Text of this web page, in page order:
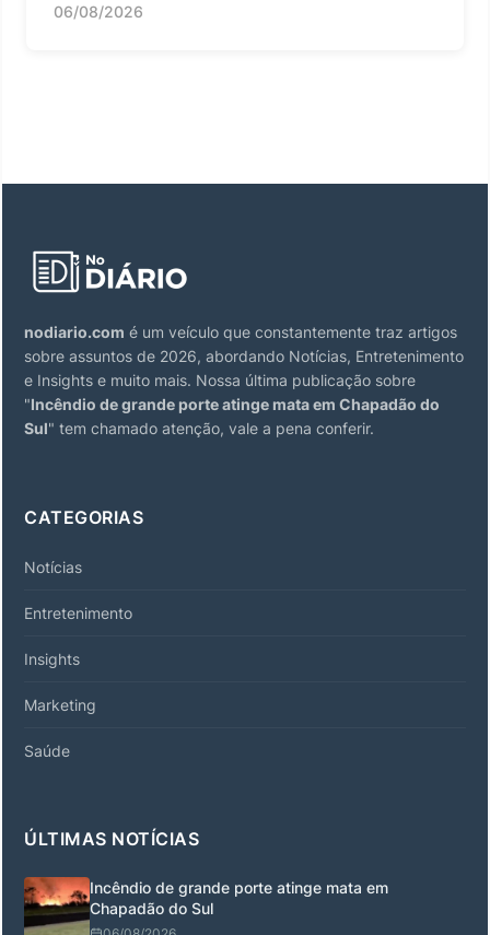
06/08/2026
nodiario.com é um veículo que constantemente traz artigos
sobre assuntos de 2026, abordando Notícias, Entretenimento
e Insights e muito mais. Nossa última publicação sobre
"Incêndio de grande porte atinge mata em Chapadão do
Sul" tem chamado atenção, vale a pena conferir.
CATEGORIAS
Notícias
Entretenimento
Insights
Marketing
Saúde
ÚLTIMAS NOTÍCIAS
Incêndio de grande porte atinge mata em
Chapadão do Sul